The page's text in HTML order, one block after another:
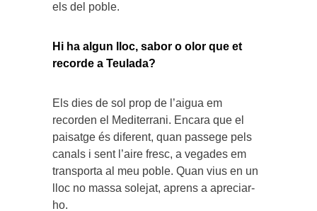
els del poble.
Hi ha algun lloc, sabor o olor que et
recorde a Teulada?
Els dies de sol prop de l’aigua em
recorden el Mediterrani. Encara que el
paisatge és diferent, quan passege pels
canals i sent l’aire fresc, a vegades em
transporta al meu poble. Quan vius en un
lloc no massa solejat, aprens a apreciar-
ho.